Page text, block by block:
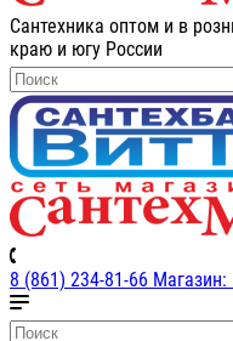
Сантехника оптом и в
краю и югу России
8 (861) 234-81-66 Магазин: